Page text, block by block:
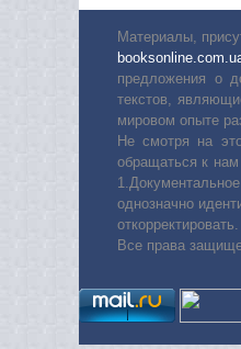
Материалы,
предложения о
текстов,
мировом опыте
Не смотря на
обращаться к
однозначно
откорректировать.
Все права